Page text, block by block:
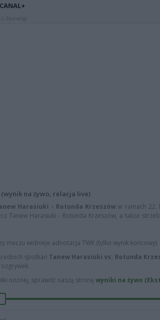
Ekstraligi
na żywo, relacja live)
Harasiuki - Rotunda Krzeszów w ramach 22.
Tanew Harasiuki - Rotunda Krzeszów, a także
meczu widnieje adnotacja TWK (tylko wynik końcowy)
spotkań Tanew Harasiuki vs. Rotunda
nożnej, sprawdź naszą stronę wyniki na żywo